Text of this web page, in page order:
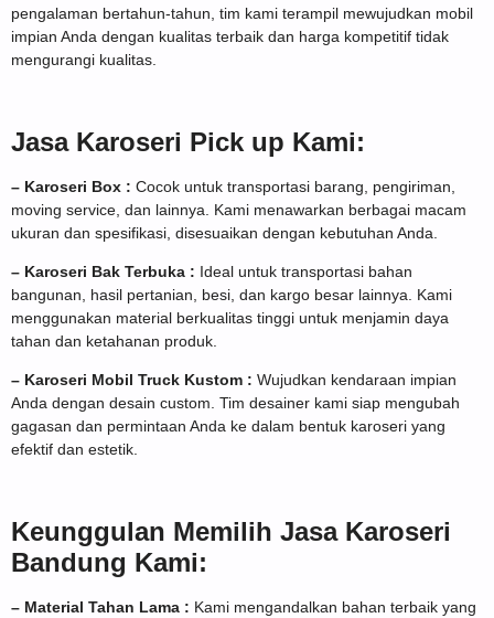
pengalaman bertahun-tahun, tim kami terampil mewujudkan mobil
impian Anda dengan kualitas terbaik dan harga kompetitif tidak
mengurangi kualitas.
Jasa Karoseri Pick up Kami:
– Karoseri Box : Cocok untuk transportasi barang, pengiriman,
moving service, dan lainnya. Kami menawarkan berbagai macam
ukuran dan spesifikasi, disesuaikan dengan kebutuhan Anda.
– Karoseri Bak Terbuka : Ideal untuk transportasi bahan
bangunan, hasil pertanian, besi, dan kargo besar lainnya. Kami
menggunakan material berkualitas tinggi untuk menjamin daya
tahan dan ketahanan produk.
– Karoseri Mobil Truck Kustom : Wujudkan kendaraan impian
Anda dengan desain custom. Tim desainer kami siap mengubah
gagasan dan permintaan Anda ke dalam bentuk karoseri yang
efektif dan estetik.
Keunggulan Memilih Jasa Karoseri
Bandung Kami:
– Material Tahan Lama : Kami mengandalkan bahan terbaik yang